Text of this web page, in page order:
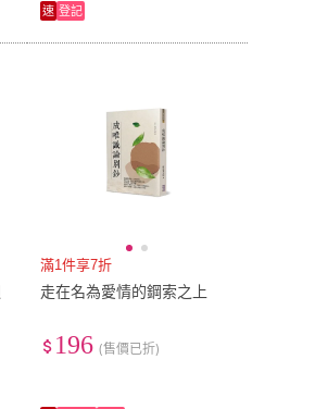
速 登記
滿1件享7折
走在名為愛情的鋼索之上
196 (售價已折)